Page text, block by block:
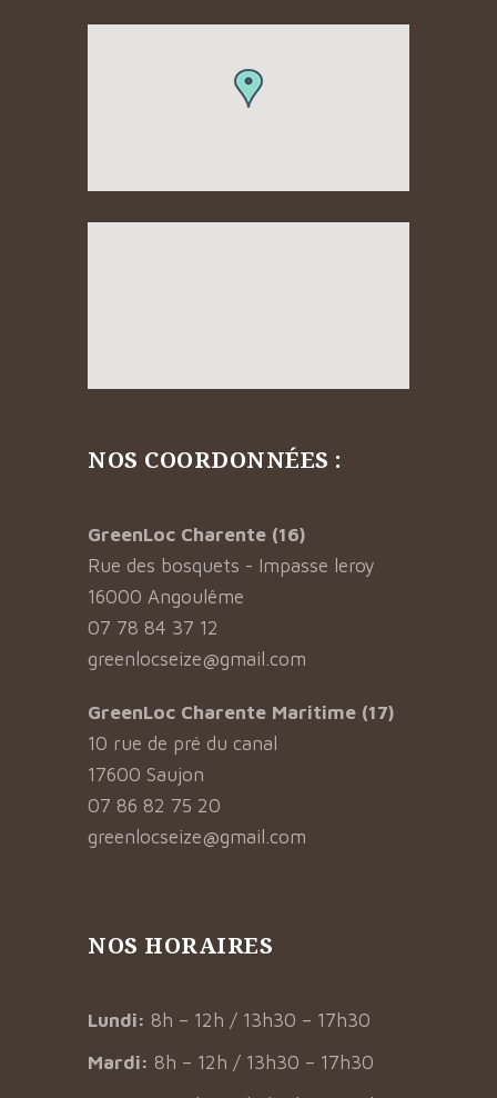
NOS COORDONNÉES :
GreenLoc Charente (16)
Rue des bosquets - Impasse leroy
16000 Angoulême
07 78 84 37 12
greenlocseize@gmail.com
GreenLoc Charente Maritime (17)
10 rue de pré du canal
17600 Saujon
07 86 82 75 20
greenlocseize@gmail.com
NOS HORAIRES
Lundi: 8h – 12h / 13h30 – 17h30
Mardi: 8h – 12h / 13h30 – 17h30